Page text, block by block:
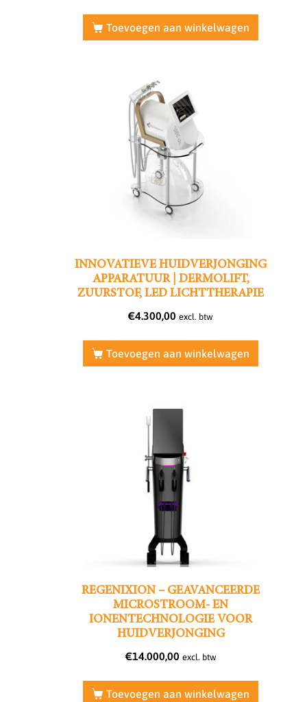
Toevoegen aan winkelwagen
INNOVATIEVE HUIDVERJONGING
APPARATUUR | DERMOLIFT,
ZUURSTOF, LED LICHTTHERAPIE
€4.300,00 excl. btw
Toevoegen aan winkelwagen
REGENIXION – GEAVANCEERDE
MICROSTROOM- EN
IONENTECHNOLOGIE VOOR
HUIDVERJONGING
€14.000,00 excl. btw
Toevoegen aan winkelwagen